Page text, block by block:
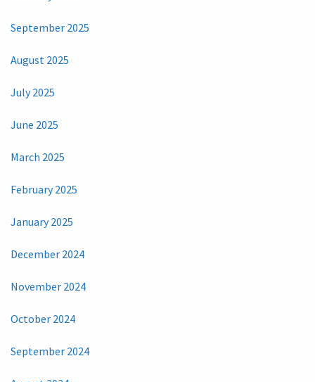
September 2025
August 2025
July 2025
June 2025
March 2025
February 2025
January 2025
December 2024
November 2024
October 2024
September 2024